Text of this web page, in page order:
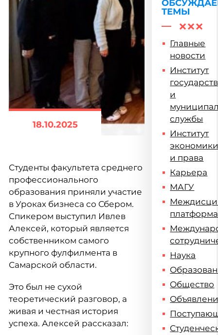
18.10.2025
Студенты факультета среднего
профессионального
образования приняли участие
в Уроках бизнеса со Сбером.
Спикером выступил Ивлев
Алексей, который является
собственником самого
крупного фулфилмента в
Самарской области.
Это был не сухой
теоретический разговор, а
живая и честная история
успеха. Алексей рассказал:
ТЕМЫ
Главные
новости
Институт
и
службы
Институт
и права
Карьера
МАГУ
платформа
Наука
Общество